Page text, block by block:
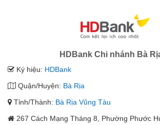
HDBank Chi nhánh Bà
Ký hiệu: HDBank
Quận/Huyện: Bà Rịa
Tỉnh/Thành: Bà Rịa Vũng Tàu
267 Cách Mạng Tháng 8, Phường Phước